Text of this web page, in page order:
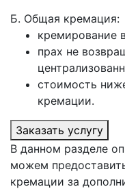
Б. Общая кремация:
кремирование
прах не
стоимость
кремации.
Заказать услугу
В данном разделе
можем
кремации за